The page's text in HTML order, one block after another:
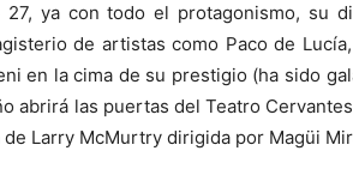
ya con todo el protagonismo, su
de artistas como Paco de
en la cima de su prestigio (ha sido
abrirá las puertas del Teatro
Larry McMurtry dirigida por Magüi